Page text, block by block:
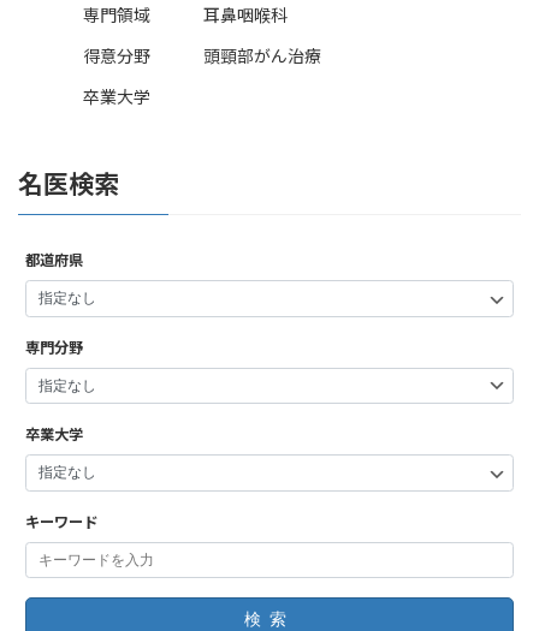
専門領域
耳鼻咽喉科
得意分野
頭頸部がん治療
卒業大学
名医検索
都道府県
専門分野
卒業大学
キーワード
検索